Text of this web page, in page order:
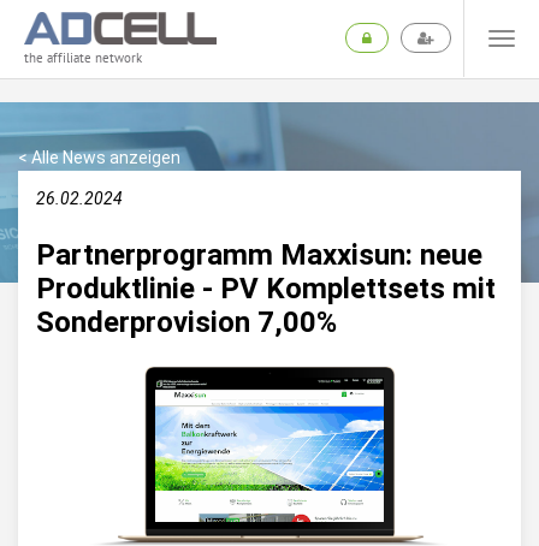
the affiliate network
< Alle News anzeigen
26.02.2024
Partnerprogramm Maxxisun: neue
Produktlinie - PV Komplettsets mit
Sonderprovision 7,00%